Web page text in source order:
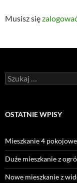
Musisz się
Szukaj:
OSTATNIE WPISY
Mieszkanie 4
Duże mieszkanie z
Nowe mieszkanie z